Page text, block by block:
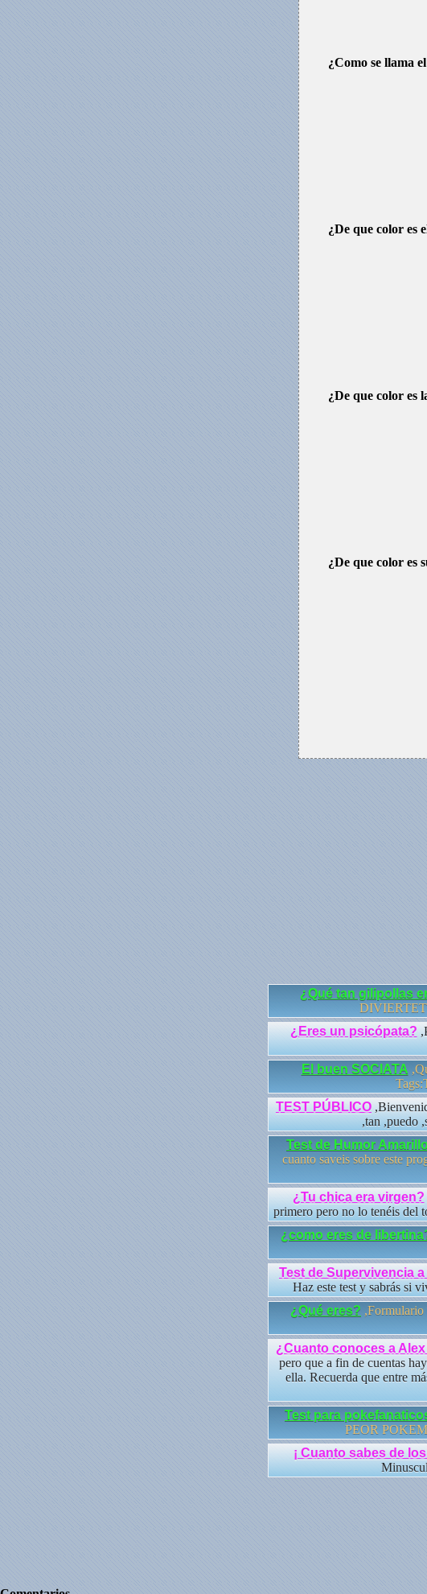
¿Como se llama
¿De que color es
¿De que color es
¿De que color es
¿Qué tan gilipollas
¿Eres un psicópata?
El buen SOCIATA
TEST PÚBLICO
,tan ,puedo
Test de Humor
cuanto saveis sobre este
¿Tu chica era virgen?
primero pero no lo tenéis del
¿como eres de
Test de Supervivencia
Haz este test y sabrás si
¿Qué eres? ,Formulario
¿Cuanto conoces a
pero que a fin de cuentas
ella. Recuerda que entre
Test para
PEOR
¡ Cuanto sabes de